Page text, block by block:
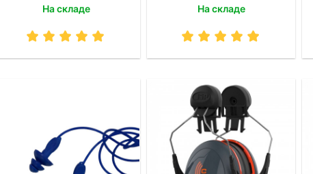
На складе На складе